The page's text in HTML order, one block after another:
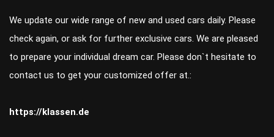
We update our wide range of new and used cars daily. Please
check again, or ask for further exclusive cars. We are pleased
to prepare your individual dream car. Please don`t hesitate to
contact us to get your customized offer at.:
https://klassen.de